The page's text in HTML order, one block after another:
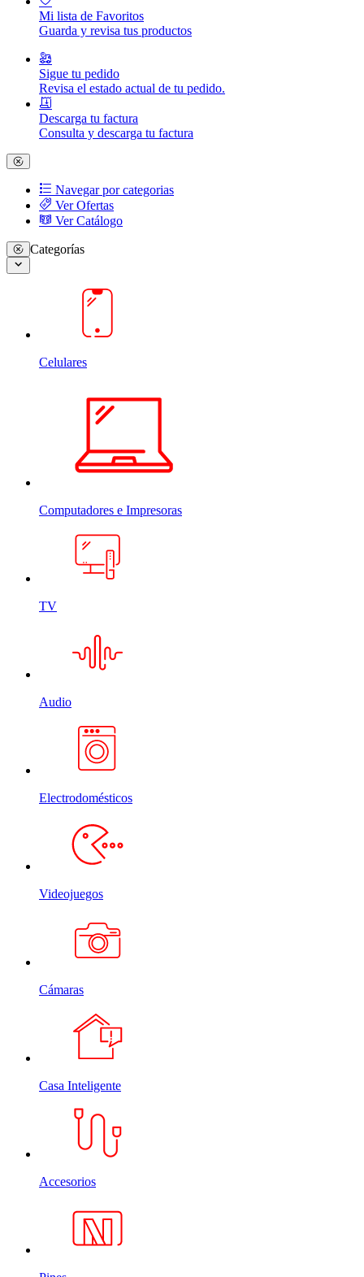
Mi lista de Favoritos
Guarda y revisa tus productos
Sigue tu pedido
Revisa el estado actual de tu pedido.
Descarga tu factura
Consulta y descarga tu factura
Navegar por categorias
Ver Ofertas
Ver Catálogo
Categorías
Celulares
Computadores e Impresoras
TV
Audio
Electrodomésticos
Videojuegos
Cámaras
Casa Inteligente
Accesorios